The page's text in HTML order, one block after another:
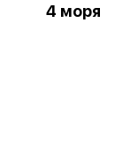
4 моря